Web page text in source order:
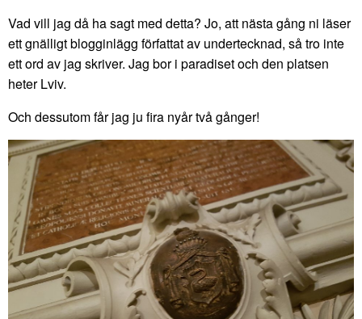
Vad vill jag då ha sagt med detta? Jo, att nästa gång ni läser
ett gnälligt blogginlägg författat av undertecknad, så tro inte
ett ord av jag skriver. Jag bor i paradiset och den platsen
heter Lviv.
Och dessutom får jag ju fira nyår två gånger!